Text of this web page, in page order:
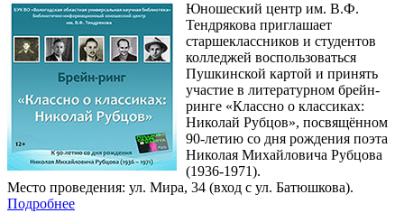
Юношеский центр им. В.Ф.
Тендрякова приглашает
старшеклассников и студентов
колледжей воспользоваться
Пушкинской картой и принять
участие в литературном брейн-
ринге «Классно о классиках:
Николай Рубцов», посвящённом
90-летию со дня рождения поэта
Николая Михайловича Рубцова
(1936-1971).
Место проведения: ул. Мира, 34 (вход с ул. Батюшкова).
Подробнее